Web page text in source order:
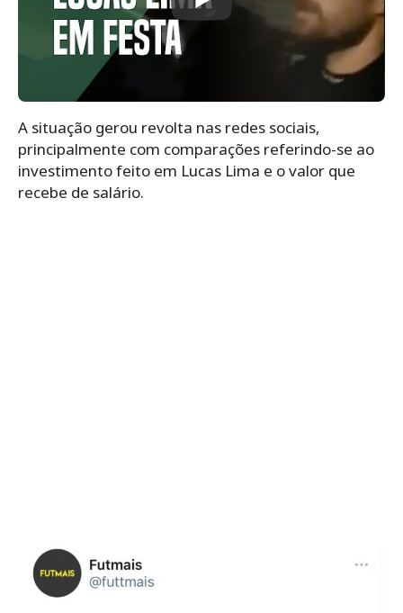
A situação gerou revolta nas redes sociais,
principalmente com comparações referindo-se ao
investimento feito em Lucas Lima e o valor que
recebe de salário.